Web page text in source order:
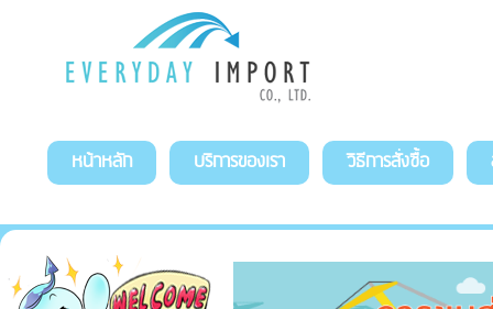
หน้าหลัก บริการของเรา วิธีการสั่งซื้อ